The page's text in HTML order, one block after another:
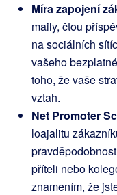
Míra zapojení
maily, čtou
na sociálních
vašeho
toho, že vaše
vztah.
Net Promoter
loajalitu
příteli nebo
znamením, že